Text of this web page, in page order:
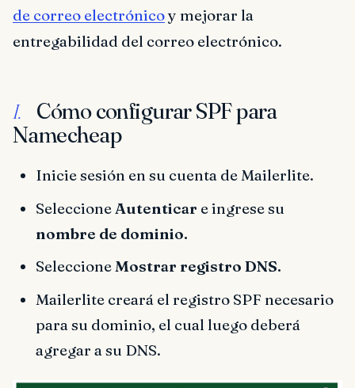
de correo electrónicoy mejorar la
entregabilidad del correo electrónico.
I.
Cómo configurar SPF para
Namecheap
Inicie sesión en su cuenta de Mailerlite.
Seleccione Autenticar e ingrese su
nombre de dominio.
SeleccioneMostrar registro DNS.
Mailerlite creará el registro SPF necesario
para su dominio, el cual luego deberá
agregar a su DNS.